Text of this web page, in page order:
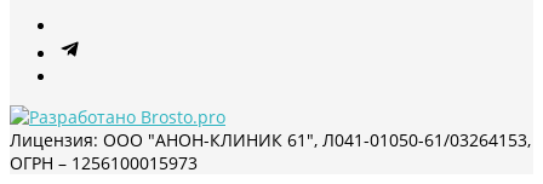
Лицензия: ООО "АНОН-КЛИНИК 61", Л041-01050-61/03264153,
ОГРН – 1256100015973